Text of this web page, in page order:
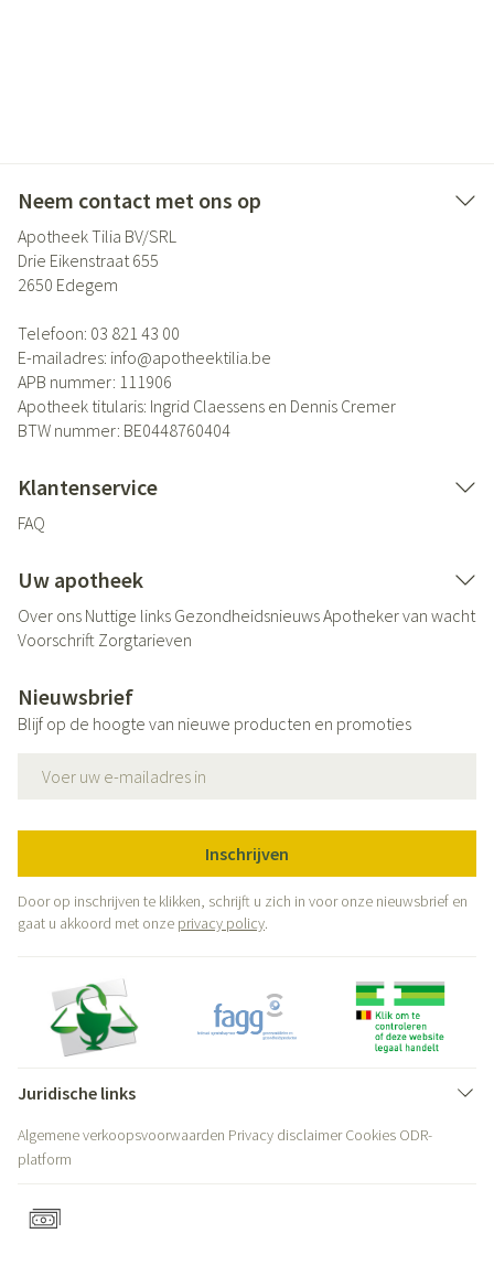
Neem contact met ons op
Apotheek Tilia BV/SRL
Drie Eikenstraat 655
2650 Edegem
Telefoon: 03 821 43 00
E-mailadres: info@apotheektilia.be
APB nummer: 111906
Apotheek titularis: Ingrid Claessens en Dennis Cremer
BTW nummer: BE0448760404
Klantenservice
FAQ
Uw apotheek
Over ons Nuttige links GezondheidsnieuwsApotheker van wacht
Voorschrift Zorgtarieven
Nieuwsbrief
Blijf op de hoogte van nieuwe producten en promoties
Inschrijven
Door op inschrijven te klikken, schrijft u zich in voor onze nieuwsbrief en
gaat u akkoord met onze privacy policy.
Juridische links
Algemene verkoopsvoorwaarden Privacy disclaimer Cookies ODR-
platform